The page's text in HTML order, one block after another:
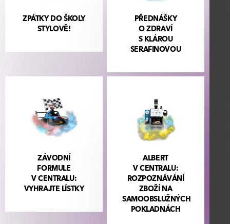
ZPÁTKY DO ŠKOLY
STYLOVĚ!
PŘEDNÁŠKY
O ZDRAVÍ
S KLÁROU
SERAFINOVOU
ZÁVODNÍ
FORMULE
V CENTRALU:
VYHRAJTE LÍSTKY
ALBERT
V CENTRALU:
ROZPOZNÁVÁNÍ
ZBOŽÍ NA
SAMOOBSLUŽNÝCH
POKLADNÁCH